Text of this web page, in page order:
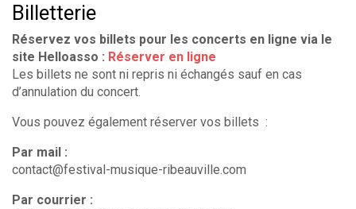
Billetterie
Réservez vos billets pour les concerts en ligne via le
site Helloasso : Réserver en ligne
Les billets ne sont ni repris ni échangés sauf en cas
d’annulation du concert.
Vous pouvez également réserver vos billets :
Par mail :
contact@festival-musique-ribeauville.com
Par courrier :